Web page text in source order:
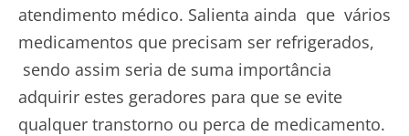
atendimento médico. Salienta ainda que vários
medicamentos que precisam ser refrigerados,
sendo assim seria de suma importância
adquirir estes geradores para que se evite
qualquer transtorno ou perca de medicamento.